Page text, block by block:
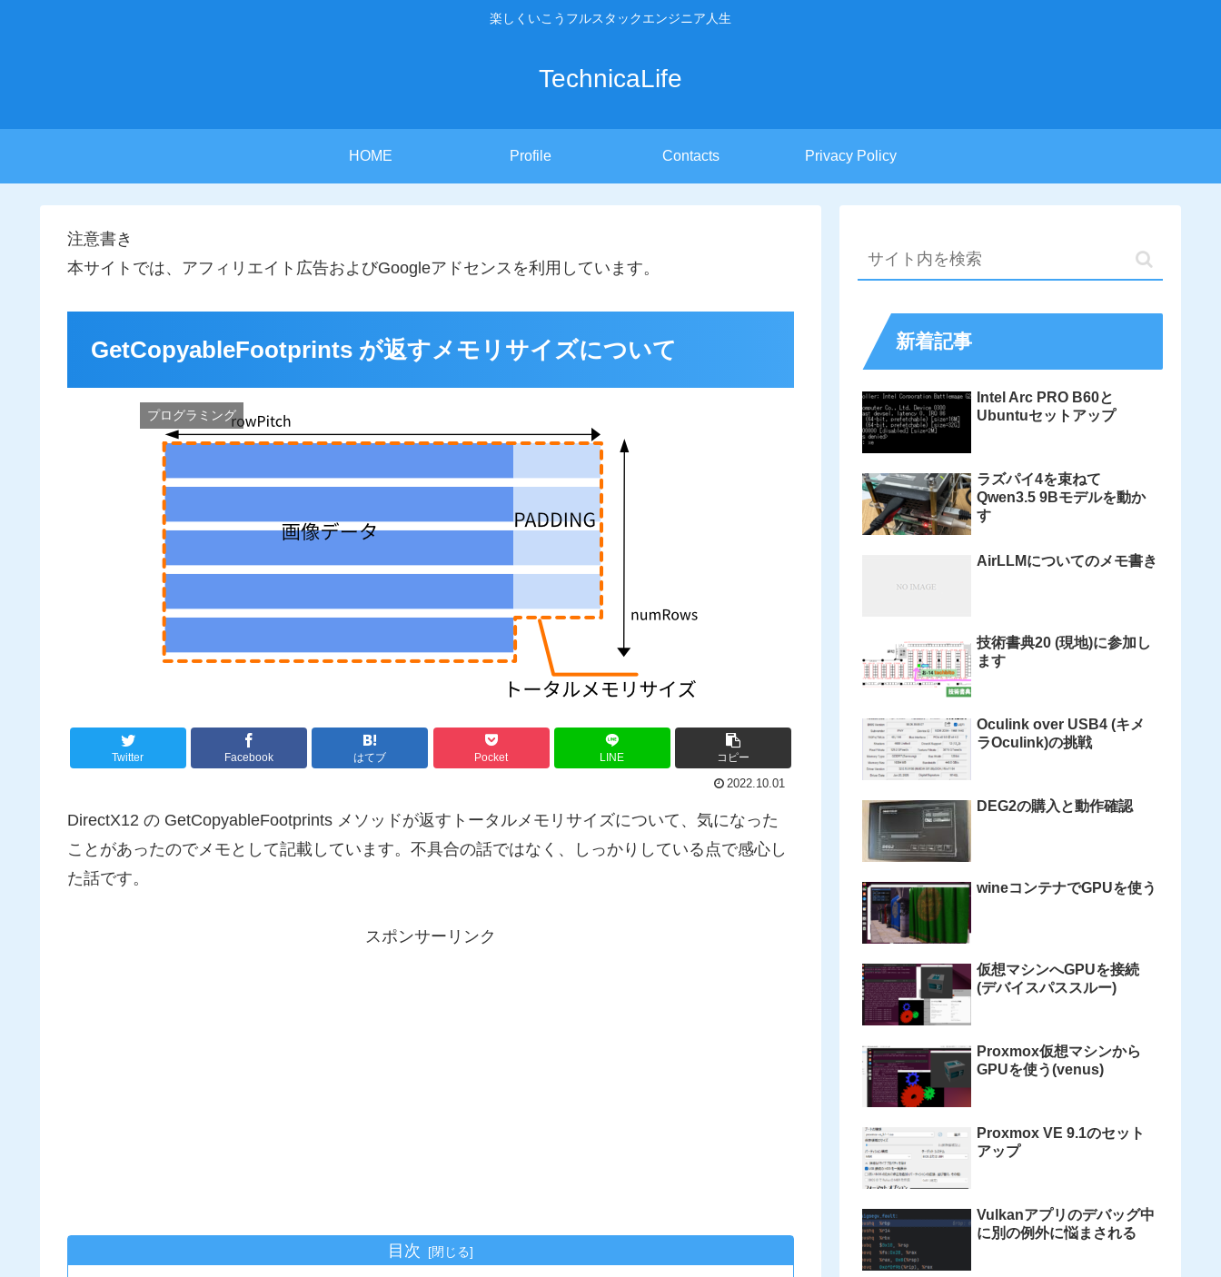
楽しくいこうフルスタックエンジニア人生
TechnicaLife
HOME Profile Contacts Privacy Policy
注意書き
本サイトでは、アフィリエイト広告およびGoogleアドセンスを利用しています。
GetCopyableFootprints が返すメモリサイズについて
プログラミング
Twitter Facebook はてブ Pocket LINE コピー
2022.10.01
DirectX12 の GetCopyableFootprints メソッドが返すトータルメモリサイズについて、気になった
ことがあったのでメモとして記載しています。不具合の話ではなく、しっかりしている点で感心し
た話です。
スポンサーリンク
目次
新着記事
Intel Arc PRO B60と
Ubuntuセットアップ
ラズパイ4を束ねて
Qwen3.5 9Bモデルを動か
す
AirLLMについてのメモ書き
技術書典20 (現地)に参加し
ます
Oculink over USB4 (キメ
ラOculink)の挑戦
DEG2の購入と動作確認
wineコンテナでGPUを使う
仮想マシンへGPUを接続
(デバイスパススルー)
Proxmox仮想マシンから
GPUを使う(venus)
Proxmox VE 9.1のセット
アップ
Vulkanアプリのデバッグ中
に別の例外に悩まされる